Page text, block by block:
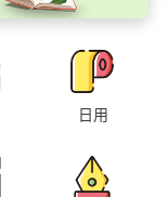
日用